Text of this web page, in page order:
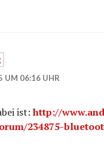
UM 06:16 UHR
ist: http://
234875-